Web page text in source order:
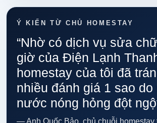
Ý KIẾN TỪ CHỦ HOMESTAY
“Nhờ có dịch vụ sửa
giờ của Điện Lạnh
homestay của tôi đã
nhiều đánh giá 1 sao do
nước nóng hỏng đột
— Anh Quốc Bảo, chủ chuỗi